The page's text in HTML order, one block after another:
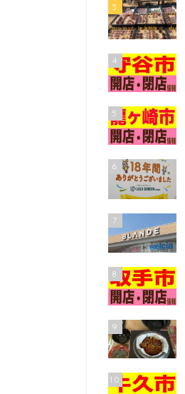
3
4
5
6
7
8
9
10